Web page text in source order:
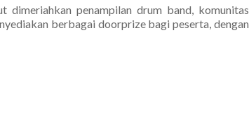
dimeriahkan penampilan drum band, komunitas
berbagai doorprize bagi peserta, dengan